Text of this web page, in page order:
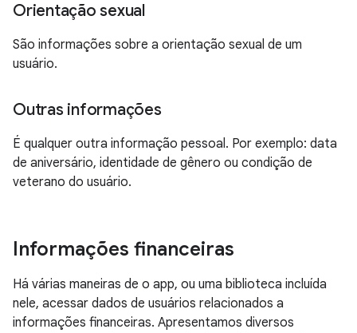
Orientação sexual
São informações sobre a orientação sexual de um
usuário.
Outras informações
É qualquer outra informação pessoal. Por exemplo: data
de aniversário, identidade de gênero ou condição de
veterano do usuário.
Informações financeiras
Há várias maneiras de o app, ou uma biblioteca incluída
nele, acessar dados de usuários relacionados a
informações financeiras. Apresentamos diversos